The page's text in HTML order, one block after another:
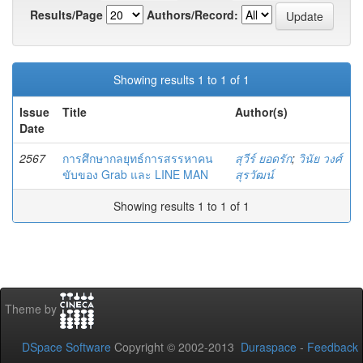
Results/Page
Authors/Record:
Showing results 1 to 1 of 1
Issue
Date
Title Author(s)
2567
การศึกษากลยุทธ์การสรรหาคน
ขับของ Grab และ LINE MAN
สุวีร์ ยอดรัก; วินัย วงศ์
สุรวัฒน์
Showing results 1 to 1 of 1
Theme by
DSpace Software Copyright © 2002-2013 Duraspace - Feedback